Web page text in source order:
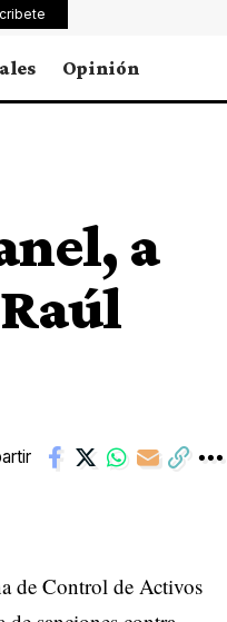
Opinión
a
de Control de Activos